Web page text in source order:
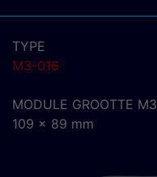
TYPE
M3-016
MODULE GROOTTE M3
109 x 89 mm